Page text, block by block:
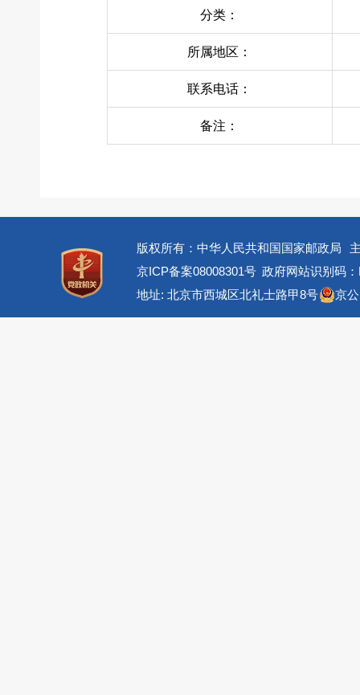
分类：
所属地区：
联系电话：
备注：
版权所有：中华人民共和国国家邮政局
京ICP备案08008301号 政府网站识别码
地址: 北京市西城区北礼士路甲8号
京